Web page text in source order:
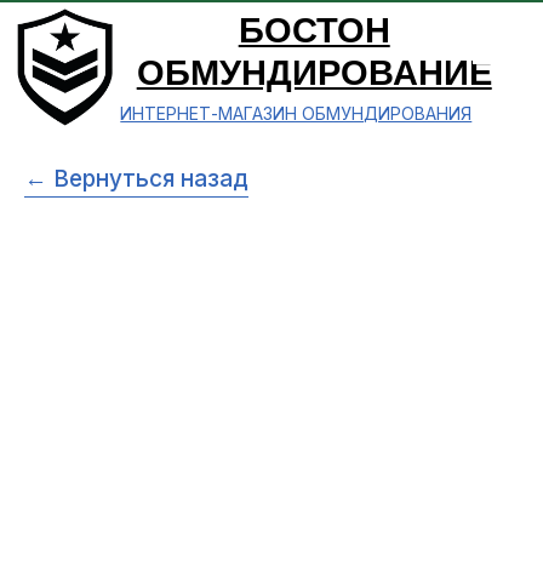
БОСТОН
ОБМУНДИРОВАНИЕ
ИНТЕРНЕТ-МАГАЗИН ОБМУНДИРОВАНИЯ
← Вернуться назад